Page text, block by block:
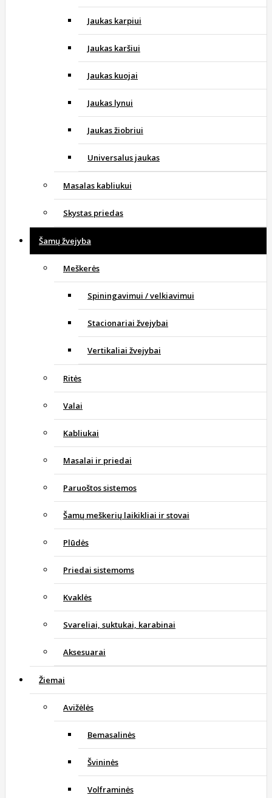
Jaukas karpiui
Jaukas karšiui
Jaukas kuojai
Jaukas lynui
Jaukas žiobriui
Universalus jaukas
Masalas kabliukui
Skystas priedas
Šamų žvejyba
Meškerės
Spiningavimui / velkiavimui
Stacionariai žvejybai
Vertikaliai žvejybai
Ritės
Valai
Kabliukai
Masalai ir priedai
Paruoštos sistemos
Šamų meškerių laikikliai ir stovai
Plūdės
Priedai sistemoms
Kvaklės
Svareliai, suktukai, karabinai
Aksesuarai
Žiemai
Avižėlės
Bemasalinės
Švininės
Volframinės